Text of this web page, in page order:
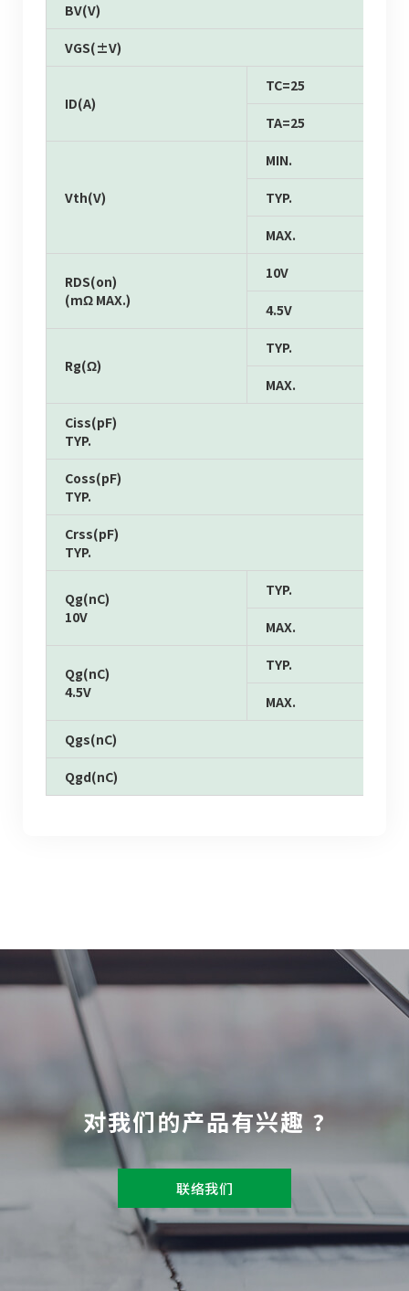
BV(V)
VGS(±V)
ID(A)
TC=25
TA=25
Vth(V)
MIN.
TYP.
MAX.
RDS(on)
(mΩ MAX.)
10V
4.5V
Rg(Ω)
TYP.
MAX.
Ciss(pF)
TYP.
Coss(pF)
TYP.
Crss(pF)
TYP.
Qg(nC)
10V
TYP.
MAX.
Qg(nC)
4.5V
TYP.
MAX.
Qgs(nC)
Qgd(nC)
对我们的产品有兴趣 ?
联络我们